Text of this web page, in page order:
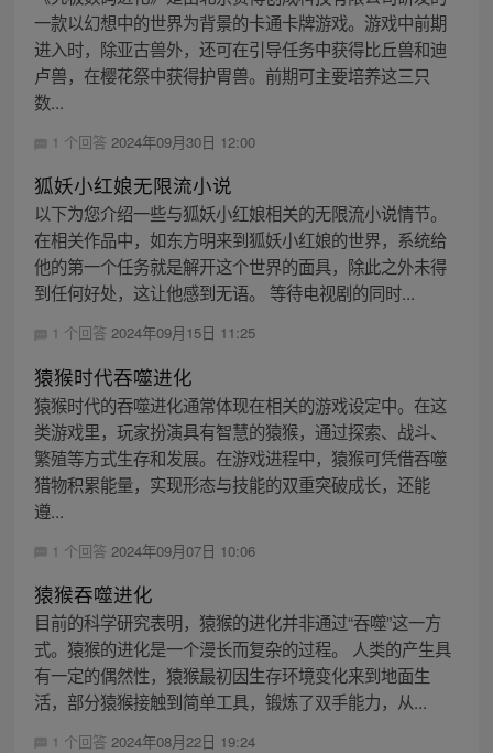
一款以幻想中的世界为背景的卡通卡牌游戏。游戏中前期
进入时，除亚古兽外，还可在引导任务中获得比丘兽和迪
卢兽，在樱花祭中获得护胃兽。前期可主要培养这三只
数...
1 个回答 2024年09月30日 12:00
狐妖小红娘无限流小说
以下为您介绍一些与狐妖小红娘相关的无限流小说情节。
在相关作品中，如东方明来到狐妖小红娘的世界，系统给
他的第一个任务就是解开这个世界的面具，除此之外未得
到任何好处，这让他感到无语。 等待电视剧的同时...
1 个回答 2024年09月15日 11:25
猿猴时代吞噬进化
猿猴时代的吞噬进化通常体现在相关的游戏设定中。在这
类游戏里，玩家扮演具有智慧的猿猴，通过探索、战斗、
繁殖等方式生存和发展。在游戏进程中，猿猴可凭借吞噬
猎物积累能量，实现形态与技能的双重突破成长，还能
遵...
1 个回答 2024年09月07日 10:06
猿猴吞噬进化
目前的科学研究表明，猿猴的进化并非通过“吞噬”这一方
式。猿猴的进化是一个漫长而复杂的过程。 人类的产生具
有一定的偶然性，猿猴最初因生存环境变化来到地面生
活，部分猿猴接触到简单工具，锻炼了双手能力，从...
1 个回答 2024年08月22日 19:24